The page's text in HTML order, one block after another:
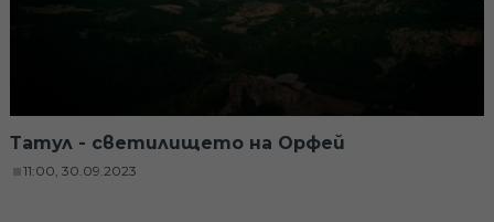
Татул - светилището на Орфей
11:00, 30.09.2023